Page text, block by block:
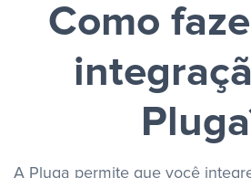
Como
A Pluga permite que você